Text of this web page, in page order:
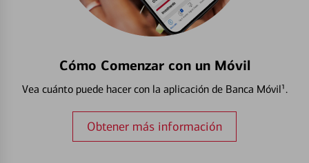
Cómo Comenzar con un Móvil
Vea cuánto puede hacer con la aplicación de Banca Móvil¹.
Obtener más información